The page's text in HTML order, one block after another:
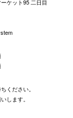
ケット95 二日目
ください。
します。